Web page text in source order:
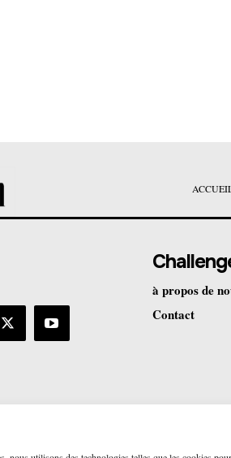
à propos de
Contact